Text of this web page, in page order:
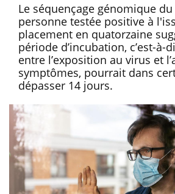
Le séquençage génomique du
personne testée positive à
placement en quatorzaine
période d’incubation, c’est-à-
entre l’exposition au virus et
symptômes, pourrait dans
dépasser 14 jours.